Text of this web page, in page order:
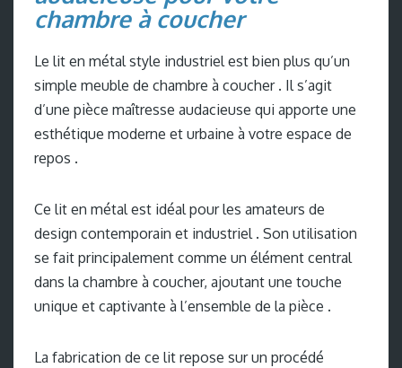
chambre à coucher
Le lit en métal style industriel est bien plus qu’un
simple meuble de chambre à coucher . Il s’agit
d’une pièce maîtresse audacieuse qui apporte une
esthétique moderne et urbaine à votre espace de
repos .
Ce lit en métal est idéal pour les amateurs de
design contemporain et industriel . Son utilisation
se fait principalement comme un élément central
dans la chambre à coucher, ajoutant une touche
unique et captivante à l’ensemble de la pièce .
La fabrication de ce lit repose sur un procédé